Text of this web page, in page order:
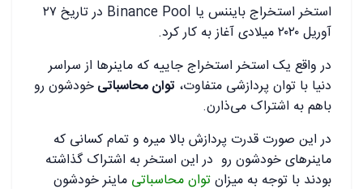
استخر استخراج بایننس یا Binance Pool در تاریخ ۲۷
آوریل ۲۰۲۰ میلادی آغاز به کار کرد.
در واقع یک استخر استخراج جاییه که ماینرها از سراسر
دنیا با توان پردازشی متفاوت، توان محاسباتیخودشون رو
باهم به اشتراک می‌ذارن.
در این صورت قدرت پردازش بالا میره و تمام کسانی که
ماینرهای خودشون رو در این استخر به اشتراک گذاشته
بودند با توجه به میزانتوان محاسباتی ماینر خودشون